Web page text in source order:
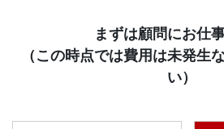
まずは顧問にお仕
（この時点では費用は未発生
い）